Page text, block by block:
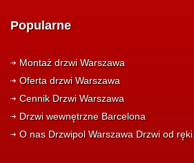
Popularne
Montaż drzwi Warszawa
Oferta drzwi Warszawa
Cennik Drzwi Warszawa
Drzwi wewnętrzne Barcelona
O nas Drzwipol Warszawa Drzwi od ręki.